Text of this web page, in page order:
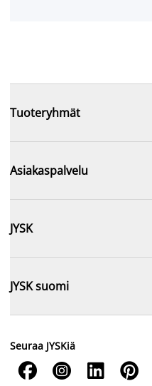
Tuoteryhmät
Asiakaspalvelu
JYSK
JYSK suomi
Seuraa JYSKiä
   